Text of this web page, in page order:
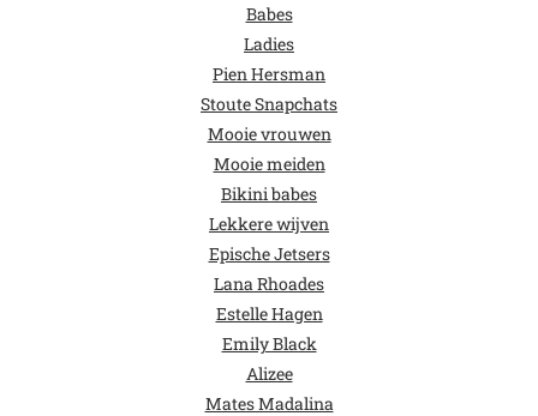
Babes
Ladies
Pien Hersman
Stoute Snapchats
Mooie vrouwen
Mooie meiden
Bikini babes
Lekkere wijven
Epische Jetsers
Lana Rhoades
Estelle Hagen
Emily Black
Alizee
Mates Madalina